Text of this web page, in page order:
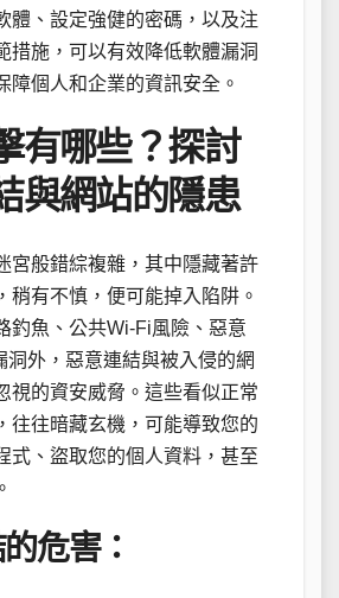
體、設定強健的密碼，以及注
措施，可以有效降低軟體漏洞
障個人和企業的資訊安全。
有哪些？探討
與網站的隱患
宮般錯綜複雜，其中隱藏著許
稍有不慎，便可能掉入陷阱。
釣魚、公共Wi-Fi風險、惡意
洞外，惡意連結與被入侵的網
視的資安威脅。這些看似正常
往往暗藏玄機，可能導致您的
式、盜取您的個人資料，甚至
危害：